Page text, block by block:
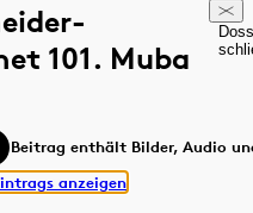
101. Muba
Beitrag enthält Bilder, Audio
anzeigen